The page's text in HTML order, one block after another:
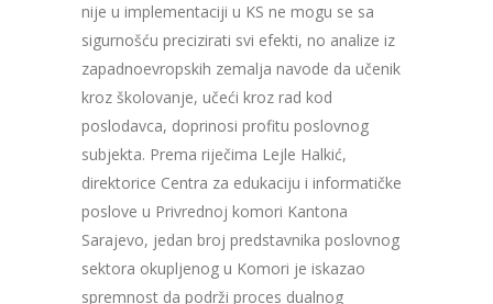
nije u implementaciji u KS ne mogu se sa
sigurnošću precizirati svi efekti, no analize iz
zapadnoevropskih zemalja navode da učenik
kroz školovanje, učeći kroz rad kod
poslodavca, doprinosi profitu poslovnog
subjekta. Prema riječima Lejle Halkić,
direktorice Centra za edukaciju i informatičke
poslove u Privrednoj komori Kantona
Sarajevo, jedan broj predstavnika poslovnog
sektora okupljenog u Komori je iskazao
spremnost da podrži proces dualnog